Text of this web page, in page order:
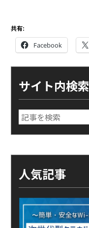
共有:
Facebook
サイト内検索
人気記事